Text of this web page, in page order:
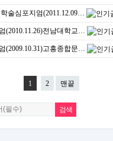
술심포지엄(2011.12.09…
(2010.11.26)전남대학교…
(2009.10.31)고흥종합문…
1 2 맨끝